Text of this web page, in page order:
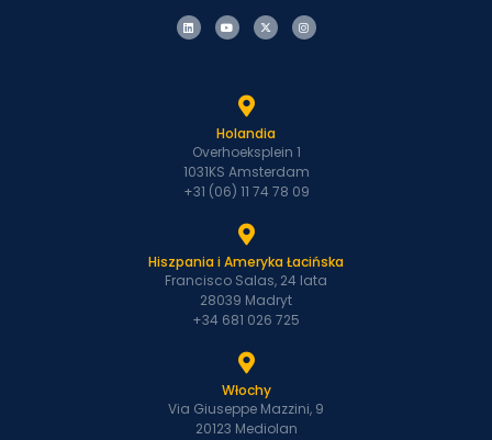
Holandia
Overhoeksplein 1
1031KS Amsterdam
+31 (06) 11 74 78 09
Hiszpania i Ameryka Łacińska
Francisco Salas, 24 lata
28039 Madryt
+34 681 026 725
Włochy
Via Giuseppe Mazzini, 9
20123 Mediolan